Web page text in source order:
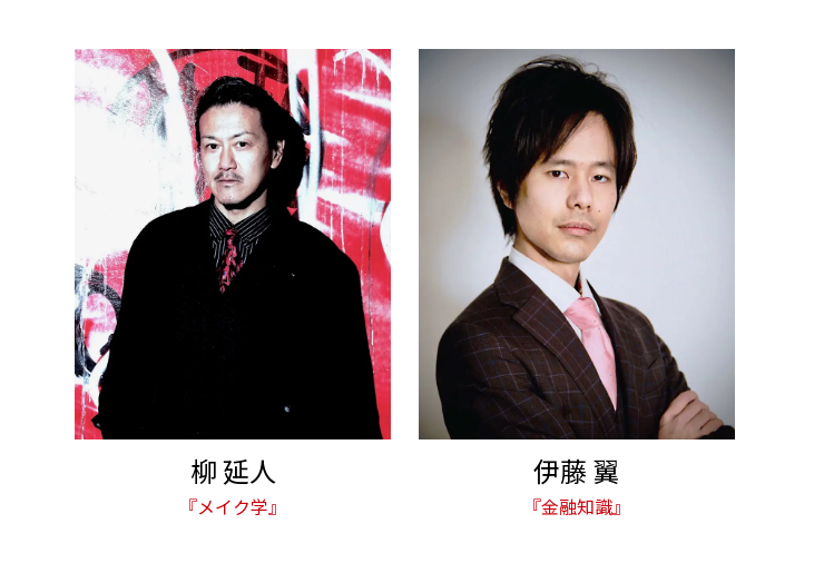
柳 延人
『メイク学』
伊藤 翼
『金融知識』